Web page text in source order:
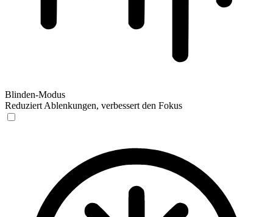
Blinden-Modus
Reduziert Ablenkungen, verbessert den Fokus